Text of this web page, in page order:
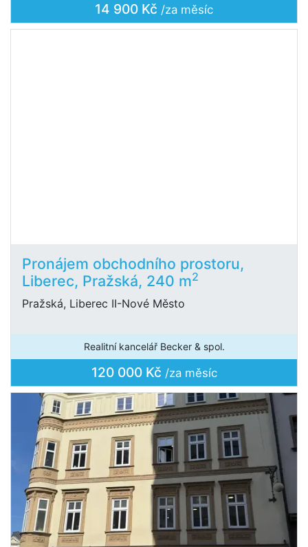
14 900 Kč /za měsíc
Pronájem obchodního prostoru,
Liberec, Pražská, 240 m2
Pražská, Liberec II-Nové Město
Realitní kancelář Becker & spol.
120 000 Kč /za měsíc